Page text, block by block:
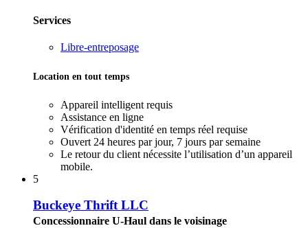
Services
Libre-entreposage
Location en tout temps
Appareil intelligent requis
Assistance en ligne
Vérification d'identité en temps réel requise
Ouvert 24 heures par jour, 7 jours par semaine
Le retour du client nécessite l’utilisation d’un appareil
mobile.
5
Buckeye Thrift LLC
Concessionnaire U-Haul dans le voisinage